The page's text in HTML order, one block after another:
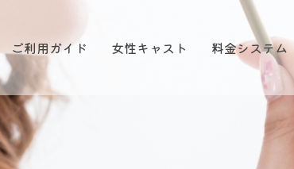
ご利用ガイド 女性キャスト 料金システム